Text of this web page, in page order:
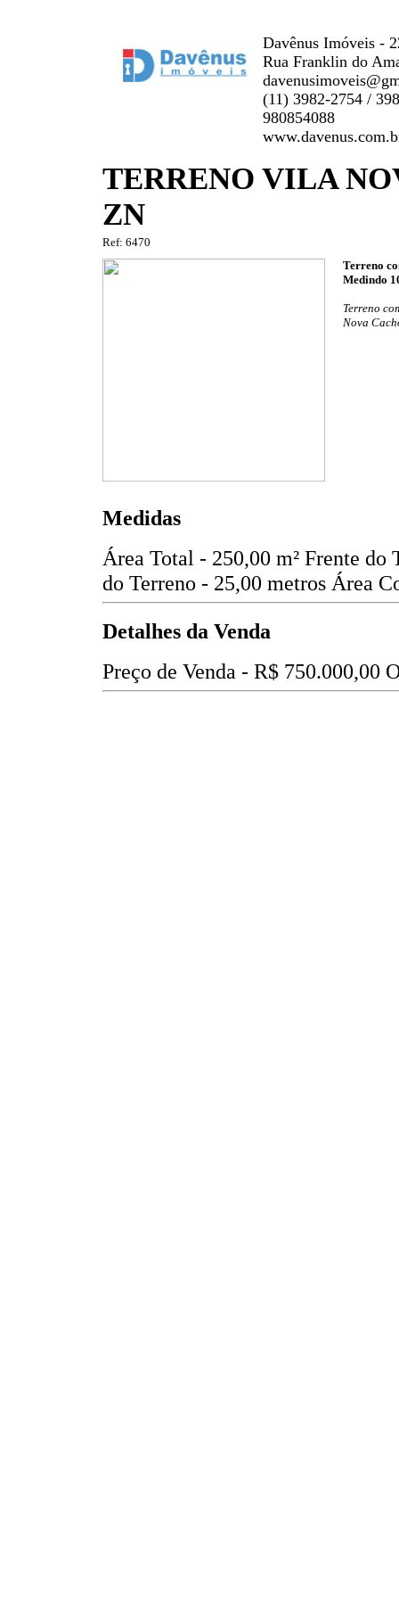
Davênus Imóveis -
Rua Franklin do
(11) 3982-2754 /
980854088
TERRENO VILA
ZN
Ref: 6470
Terreno
Medindo
Terreno
Nova
Medidas
Área Total - 250,00 m² Frente do
do Terreno - 25,00 metros Área
Detalhes da Venda
Preço de Venda - R$ 750.000,00